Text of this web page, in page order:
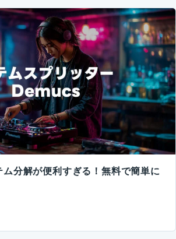
分解が便利すぎる！無料で簡単に